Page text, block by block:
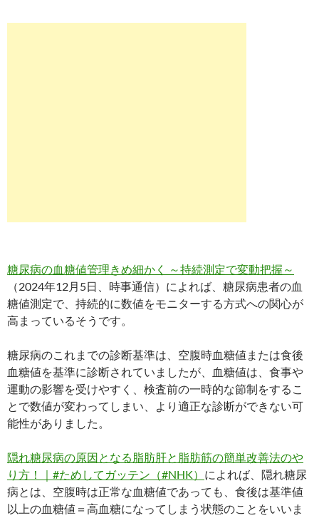
糖尿病の血糖値管理きめ細かく ～持続測定で変動把握～
（2024年12月5日、時事通信）によれば、糖尿病患者の血
糖値測定で、持続的に数値をモニターする方式への関心が
高まっているそうです。
糖尿病のこれまでの診断基準は、空腹時血糖値または食後
血糖値を基準に診断されていましたが、血糖値は、食事や
運動の影響を受けやすく、検査前の一時的な節制をするこ
とで数値が変わってしまい、より適正な診断ができない可
能性がありました。
隠れ糖尿病の原因となる脂肪肝と脂肪筋の簡単改善法のや
り方！｜#ためしてガッテン（#NHK） によれば、隠れ糖尿
病とは、空腹時は正常な血糖値であっても、食後は基準値
以上の血糖値＝高血糖になってしまう状態のことをいいま